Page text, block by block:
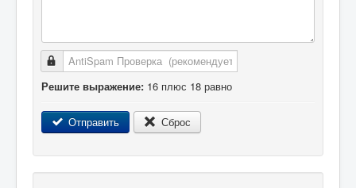
AntiSpam Проверка
Решите выражение: 16 плюс 18 равно
Отправить Сброс